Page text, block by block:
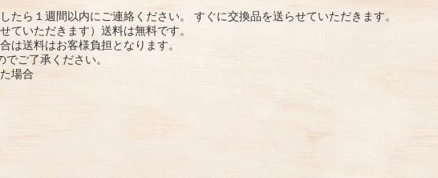
たら１週間以内にご連絡ください。 すぐに交換品を送らせていただきます。
ていただきます）送料は無料です。
は送料はお客様負担となります。
ご了承ください。
場合